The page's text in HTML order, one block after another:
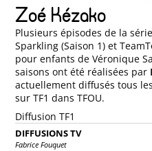
Zoé Kézako
Plusieurs épisodes de la
Sparkling (Saison 1) et
pour enfants de Véronique
saisons ont été réalisées par
actuellement diffusés tous
sur TF1 dans TFOU.
Diffusion TF1
DIFFUSIONS TV
Fabrice Fouquet